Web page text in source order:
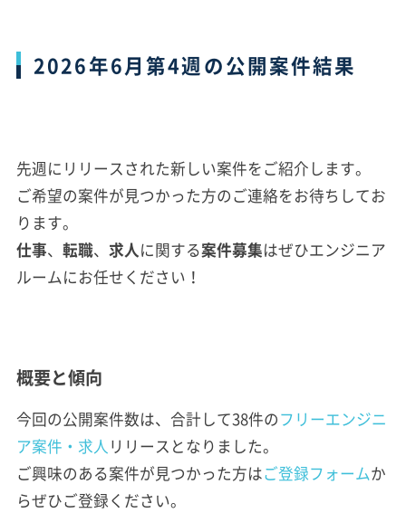
2026年6月第4週の公開案件結果
先週にリリースされた新しい案件をご紹介します。
ご希望の案件が見つかった方のご連絡をお待ちしてお
ります。
仕事、 転職、 求人に関する案件募集はぜひエンジニア
ルームにお任せください！
概要と傾向
今回の公開案件数は、合計して38件のフリーエンジニ
ア案件・求人 リリースとなりました。
ご興味のある案件が見つかった方はご登録フォームか
らぜひご登録ください。